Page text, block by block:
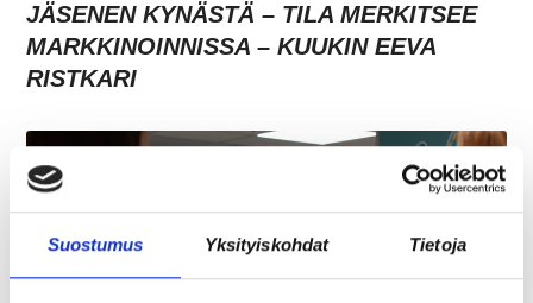
Suostumus Yksityiskohdat Tietoja
JÄSENEN KYNÄSTÄ – TILA MERKITSEE
MARKKINOINNISSA – KUUKIN EEVA
RISTKARI